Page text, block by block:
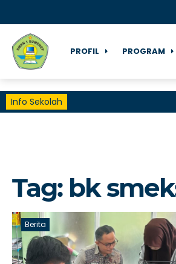
PROFIL PROGRAM
Info Sekolah
Tag: bk
Berita